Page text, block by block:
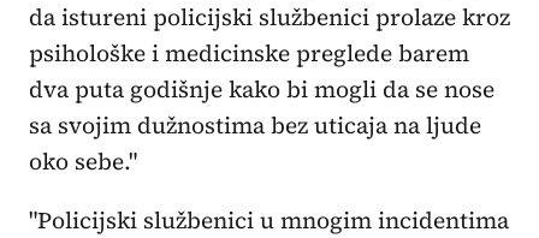
da istureni policijski službenici prolaze kroz
psihološke i medicinske preglede barem
dva puta godišnje kako bi mogli da se nose
sa svojim dužnostima bez uticaja na ljude
oko sebe."
"Policijski službenici u mnogim incidentima